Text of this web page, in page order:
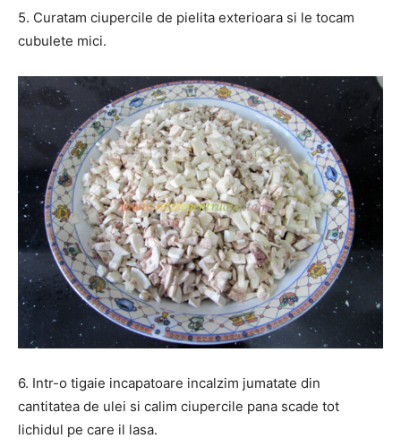
5. Curatam ciupercile de pielita exterioara si le tocam
cubulete mici.
6. Intr-o tigaie incapatoare incalzim jumatate din
cantitatea de ulei si calim ciupercile pana scade tot
lichidul pe care il lasa.